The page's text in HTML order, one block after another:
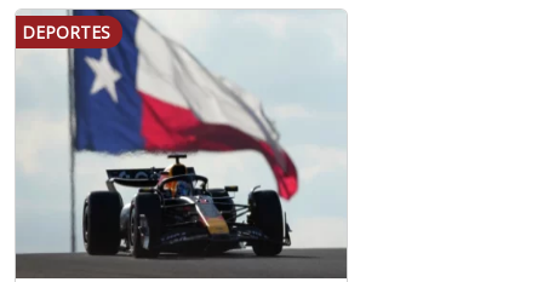
DEPORTES